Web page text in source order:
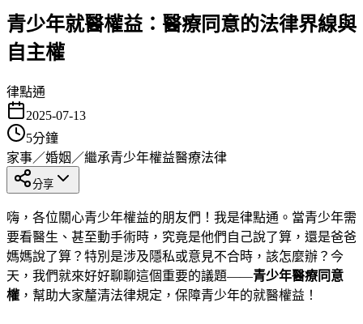
青少年就醫權益：醫療同意的法律界線與
自主權
律點通
2025-07-13
5分鐘
家事／婚姻／繼承青少年權益醫療法律
分享
嗨，各位關心青少年權益的朋友們！我是律點通。當青少年需
要看醫生、甚至動手術時，究竟是他們自己說了算，還是爸爸
媽媽說了算？特別是涉及隱私或意見不合時，該怎麼辦？今
天，我們就來好好聊聊這個重要的議題——青少年醫療同意
權 ，幫助大家釐清法律規定，保障青少年的就醫權益！